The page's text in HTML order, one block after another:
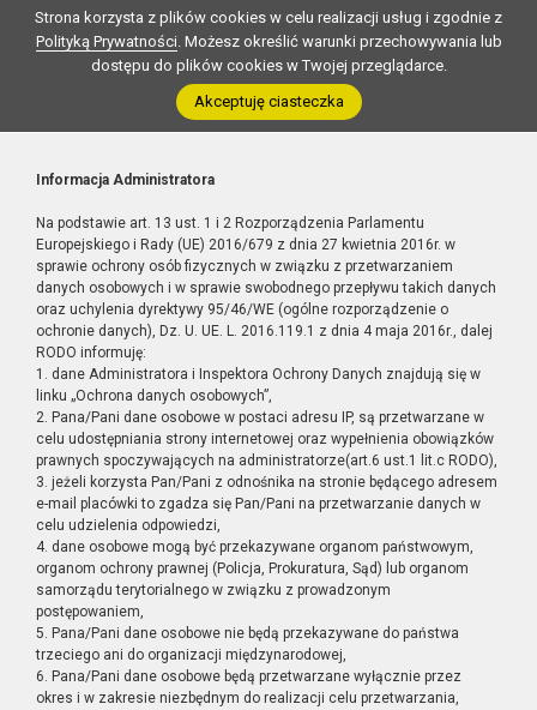
Strona korzysta z plików cookies w celu realizacji usług i zgodnie z
Polityką Prywatności. Możesz określić warunki przechowywania lub
dostępu do plików cookies w Twojej przeglądarce.
Akceptuję ciasteczka
Informacja Administratora
Na podstawie art. 13 ust. 1 i 2 Rozporządzenia Parlamentu
Europejskiego i Rady (UE) 2016/679 z dnia 27 kwietnia 2016r. w
sprawie ochrony osób fizycznych w związku z przetwarzaniem
danych osobowych i w sprawie swobodnego przepływu takich danych
oraz uchylenia dyrektywy 95/46/WE (ogólne rozporządzenie o
ochronie danych), Dz. U. UE. L. 2016.119.1 z dnia 4 maja 2016r., dalej
RODO informuję:
1. dane Administratora i Inspektora Ochrony Danych znajdują się w
linku „Ochrona danych osobowych”,
2. Pana/Pani dane osobowe w postaci adresu IP, są przetwarzane w
celu udostępniania strony internetowej oraz wypełnienia obowiązków
prawnych spoczywających na administratorze(art.6 ust.1 lit.c RODO),
3. jeżeli korzysta Pan/Pani z odnośnika na stronie będącego adresem
e-mail placówki to zgadza się Pan/Pani na przetwarzanie danych w
celu udzielenia odpowiedzi,
4. dane osobowe mogą być przekazywane organom państwowym,
organom ochrony prawnej (Policja, Prokuratura, Sąd) lub organom
samorządu terytorialnego w związku z prowadzonym
postępowaniem,
5. Pana/Pani dane osobowe nie będą przekazywane do państwa
trzeciego ani do organizacji międzynarodowej,
6. Pana/Pani dane osobowe będą przetwarzane wyłącznie przez
okres i w zakresie niezbędnym do realizacji celu przetwarzania,